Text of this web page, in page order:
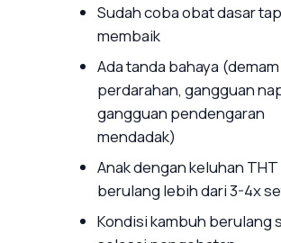
Sudah coba obat dasar
membaik
Ada tanda bahaya
perdarahan, gangguan
gangguan pendengaran
mendadak)
Anak dengan keluhan THT
berulang lebih dari 3-4x
Kondisi kambuh berulang